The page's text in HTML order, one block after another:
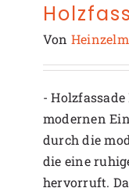
Von
- Holzfassade
modernen
durch die
die eine
hervorruft.